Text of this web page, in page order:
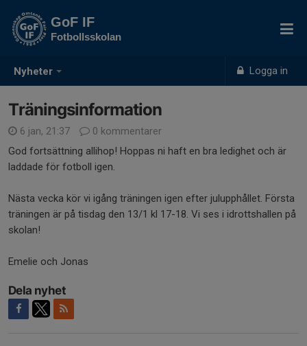
Nyheter Logga in
GoF IF
Fotbollsskolan
Träningsinformation
6 jan, 21:37
0 kommentarer
God fortsättning allihop! Hoppas ni haft en bra ledighet och är
laddade för fotboll igen.
Nästa vecka kör vi igång träningen igen efter julupphållet. Första
träningen är på tisdag den 13/1 kl 17-18. Vi ses i idrottshallen på
skolan!
Emelie och Jonas
Dela nyhet